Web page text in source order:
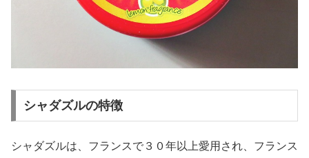
シャダズルの特徴
シャダズルは、フランスで３０年以上愛用され、フランス